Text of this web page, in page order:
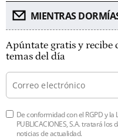
MIENTRAS
Apúntate gratis y recibe
temas del día
De conformidad con el RGPD y la
PUBLICACIONES, S.A. tratará
noticias de actualidad.